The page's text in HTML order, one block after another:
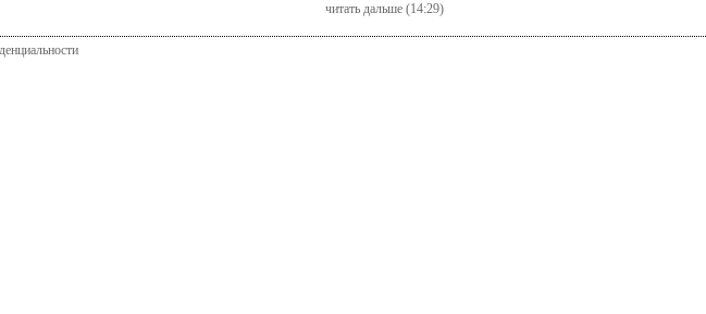
читать дальше (14:29)